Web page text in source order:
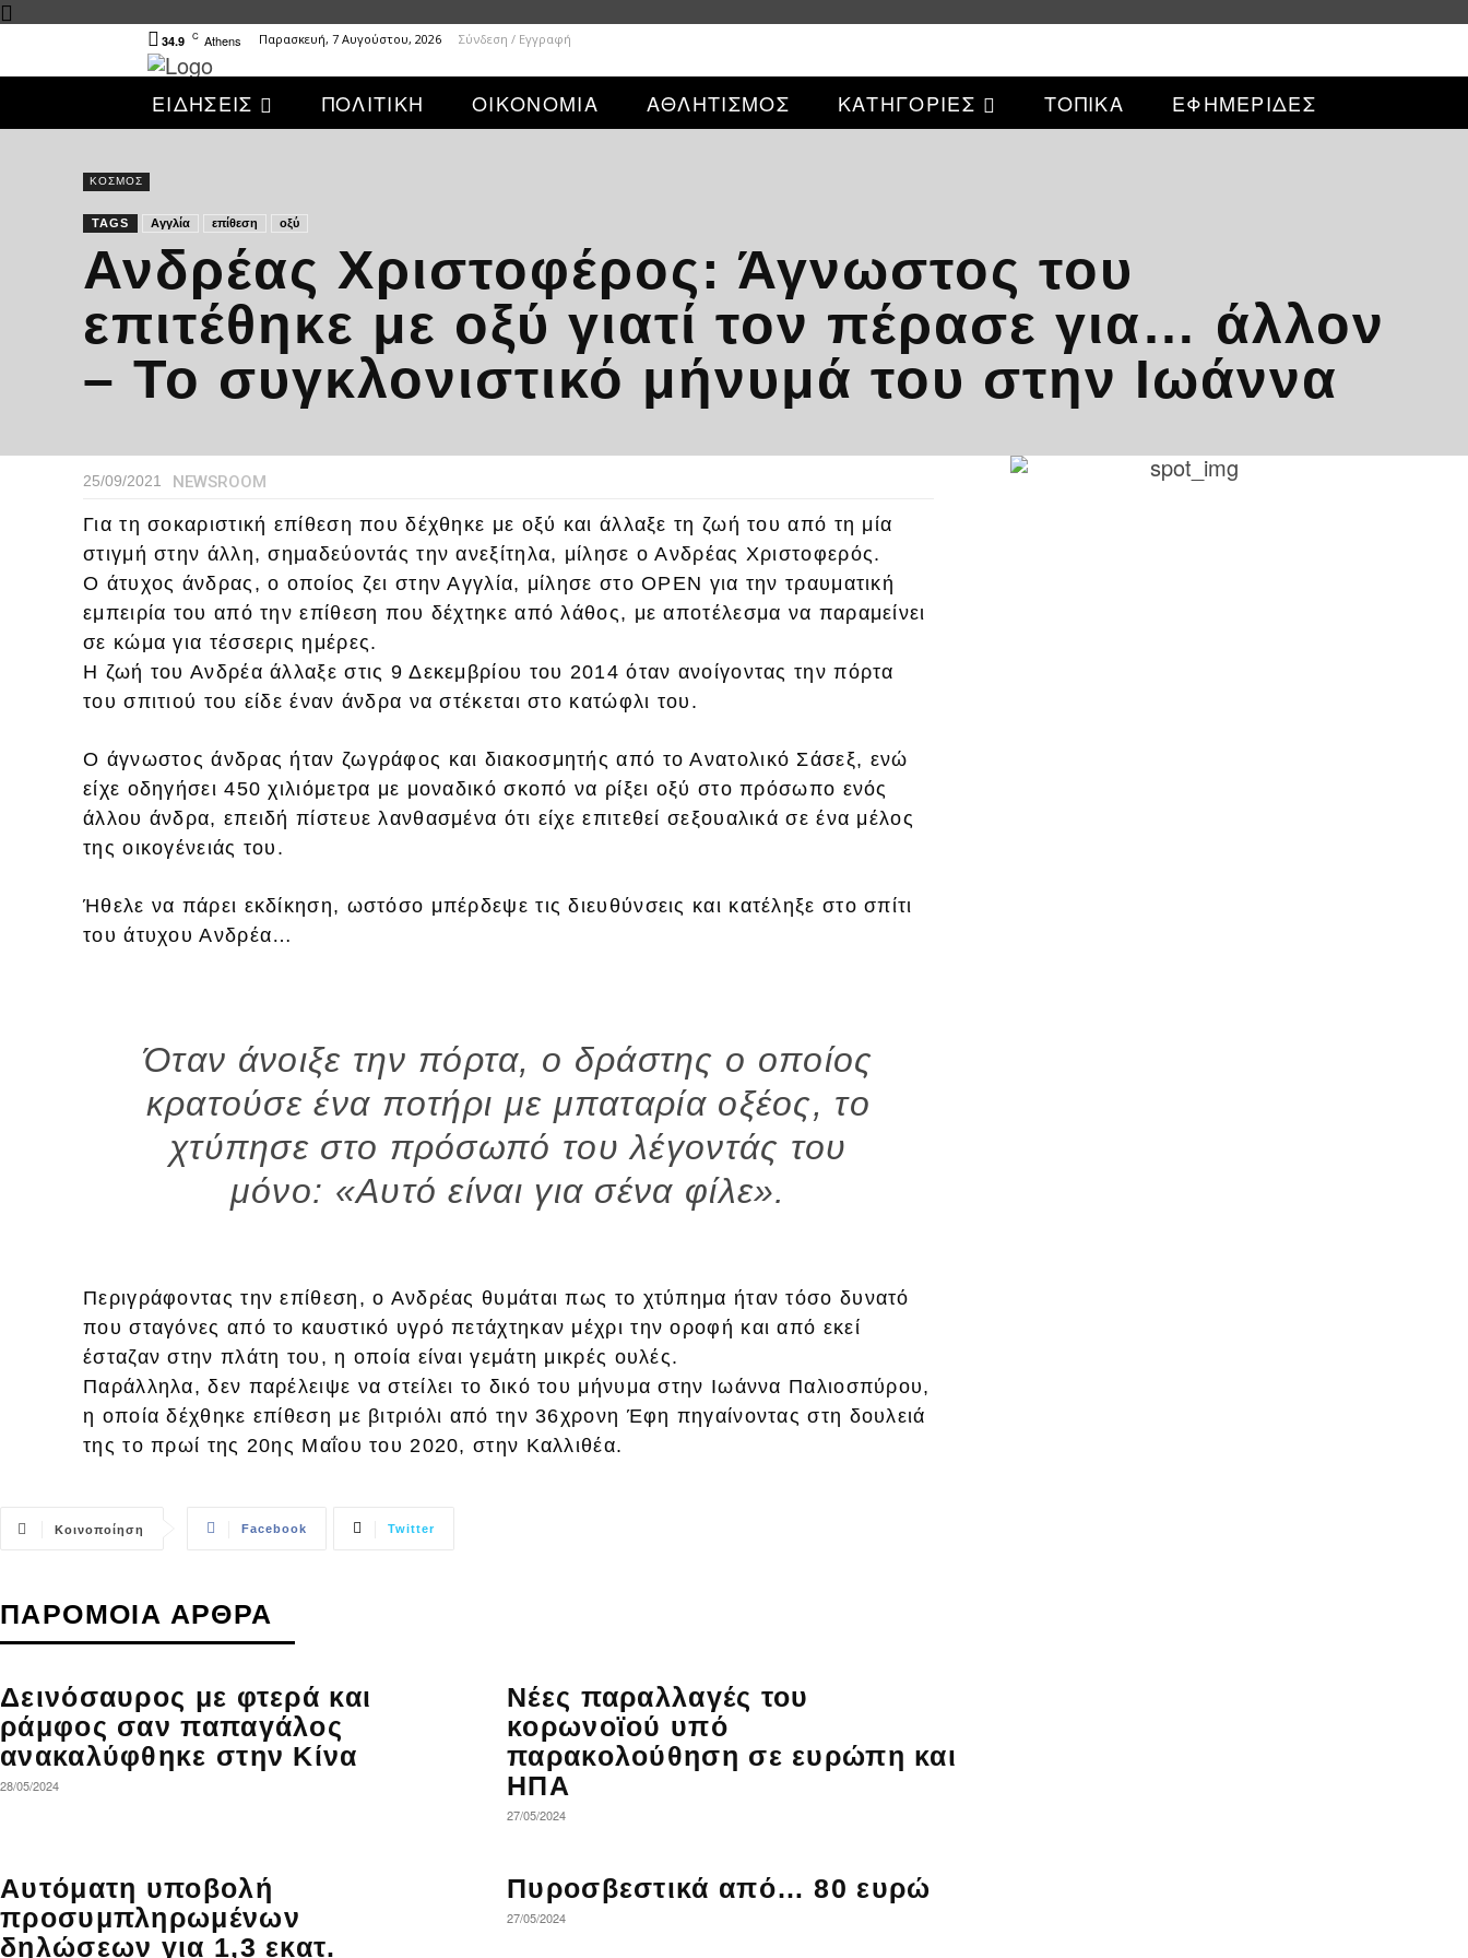
34.9 C Athens Παρασκευή, 7 Αυγούστου, 2026 Σύνδεση / Εγγραφή
ΕΙΔΗΣΕΙΣ ΠΟΛΙΤΙΚΗ ΟΙΚΟΝΟΜΙΑ ΑΘΛΗΤΙΣΜΟΣ ΚΑΤΗΓΟΡΙΕΣ ΤΟΠΙΚΑ ΕΦΗΜΕΡΙΔΕΣ
ΚΟΣΜΟΣ
TAGS Αγγλία επίθεση οξύ
Ανδρέας Χριστοφέρος: Άγνωστος του
επιτέθηκε με οξύ γιατί τον πέρασε για… άλλον
– Το συγκλονιστικό μήνυμά του στην Ιωάννα
25/09/2021 NEWSROOM
Για τη σοκαριστική επίθεση που δέχθηκε με οξύ και άλλαξε τη ζωή του από τη μία
στιγμή στην άλλη, σημαδεύοντάς την ανεξίτηλα, μίλησε ο Ανδρέας Χριστοφερός.
Ο άτυχος άνδρας, ο οποίος ζει στην Αγγλία, μίλησε στο OPEN για την τραυματική
εμπειρία του από την επίθεση που δέχτηκε από λάθος, με αποτέλεσμα να παραμείνει
σε κώμα για τέσσερις ημέρες.
Η ζωή του Ανδρέα άλλαξε στις 9 Δεκεμβρίου του 2014 όταν ανοίγοντας την πόρτα
του σπιτιού του είδε έναν άνδρα να στέκεται στο κατώφλι του.
Ο άγνωστος άνδρας ήταν ζωγράφος και διακοσμητής από το Ανατολικό Σάσεξ, ενώ
είχε οδηγήσει 450 χιλιόμετρα με μοναδικό σκοπό να ρίξει οξύ στο πρόσωπο ενός
άλλου άνδρα, επειδή πίστευε λανθασμένα ότι είχε επιτεθεί σεξουαλικά σε ένα μέλος
της οικογένειάς του.
Ήθελε να πάρει εκδίκηση, ωστόσο μπέρδεψε τις διευθύνσεις και κατέληξε στο σπίτι
του άτυχου Ανδρέα…
Όταν άνοιξε την πόρτα, ο δράστης ο οποίος
κρατούσε ένα ποτήρι με μπαταρία οξέος, το
χτύπησε στο πρόσωπό του λέγοντάς του
μόνο: «Αυτό είναι για σένα φίλε».
Περιγράφοντας την επίθεση, ο Ανδρέας θυμάται πως το χτύπημα ήταν τόσο δυνατό
που σταγόνες από το καυστικό υγρό πετάχτηκαν μέχρι την οροφή και από εκεί
έσταζαν στην πλάτη του, η οποία είναι γεμάτη μικρές ουλές.
Παράλληλα, δεν παρέλειψε να στείλει το δικό του μήνυμα στην Ιωάννα Παλιοσπύρου,
η οποία δέχθηκε επίθεση με βιτριόλι από την 36χρονη Έφη πηγαίνοντας στη δουλειά
της το πρωί της 20ης Μαΐου του 2020, στην Καλλιθέα.
Κοινοποίηση Facebook Twitter
ΠΑΡΟΜΟΙΑ ΑΡΘΡΑ
Δεινόσαυρος με φτερά και
ράμφος σαν παπαγάλος
ανακαλύφθηκε στην Κίνα
28/05/2024
Νέες παραλλαγές του
κορωνοϊού υπό
παρακολούθηση σε ευρώπη και
ΗΠΑ
27/05/2024
Αυτόματη υποβολή
προσυμπληρωμένων
δηλώσεων για 1,3 εκατ.
Πυροσβεστικά από… 80 ευρώ
27/05/2024